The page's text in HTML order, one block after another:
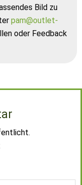
Bild zu
pam@outlet-
oder Feedback